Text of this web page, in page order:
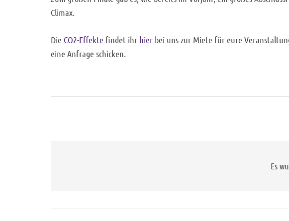
Climax.
Die CO2-Effekte findet ihr hier bei uns zur Miete für eure
eine Anfrage schicken.
Es